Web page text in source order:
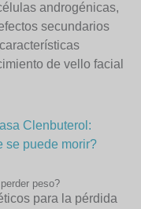
androgénicas,
secundarios
de vello facial
Clenbuterol:
se puede morir?
peso?
para la pérdida